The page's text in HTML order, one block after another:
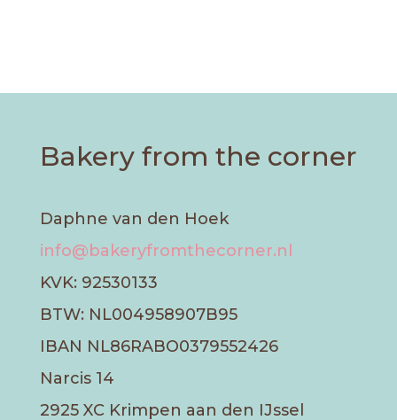
Bakery from the corner
Daphne van den Hoek
info@bakeryfromthecorner.nl
KVK: 92530133
BTW: NL004958907B95
IBAN NL86RABO0379552426
Narcis 14
2925 XC Krimpen aan den IJssel